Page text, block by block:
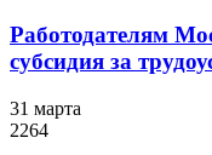
Работодателям
субсидия за
31 марта
2264